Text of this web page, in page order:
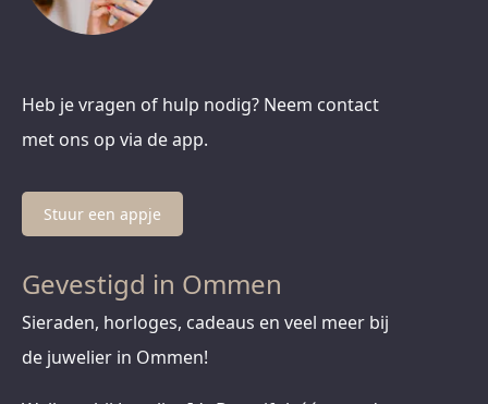
Heb je vragen of hulp nodig? Neem contact
met ons op via de app.
Stuur een appje
Gevestigd in Ommen
Sieraden, horloges, cadeaus en veel meer bij
de juwelier in Ommen!